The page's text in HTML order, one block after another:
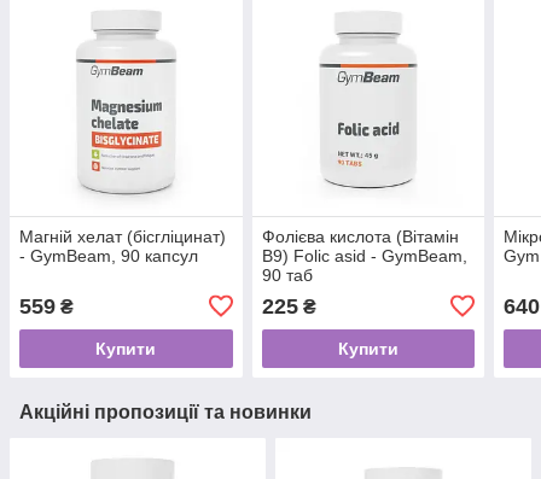
Магній хелат (бісгліцинат)
- GymBeam, 90 капсул
559 ₴
Купити
Фолієва кислота (Вітамін
B9) Folic asid - GymBeam,
90 таб
225₴
Купити
640
Акційні пропозиції та новинки